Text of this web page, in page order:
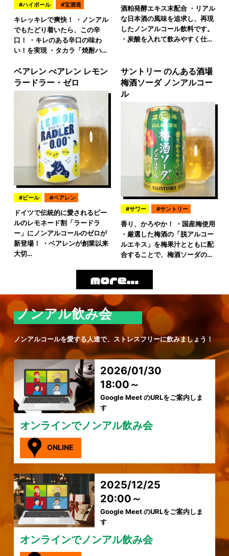
ハイボール 宝酒造
キレッキレで爽快！ ・ノンアル
でもたどり着いたら、この辛
口！ ・キレのある辛口の味わ
い！を実現 ・タカラ「焼酎ハ…
酒粕発酵エキス末配合 ・リアル
な日本酒の風味を追求し、再現
したノンアルコール飲料です。
・炭酸を入れて飲みやすく仕…
ベアレン べアレン レモン
ラードラー・ゼロ
ビール ベアレン
ドイツで伝統的に愛されるビー
ルのレモネード割「ラードラ
ー」にノンアルコールのゼロが
新登場！ ・ベアレンが創業以来
大切…
サントリー のんある酒場
梅酒ソーダ ノンアルコー
ル
サワー サントリー
香り、かろやか！ ・国産梅使用
・厳選した梅酒の「脱アルコー
ルエキス」を梅果汁とともに配
合することで、梅酒ソーダの…
ノンアル飲み会
ノンアルコールを愛する人達で、ストレスフリーに飲みましょう！
2026/01/30
18:00～
Google Meet のURLをご案内しま
す
オンラインでノンアル飲み会
ONLINE
2025/12/25
20:00～
Google Meet のURLをご案内しま
す
オンラインでノンアル飲み会